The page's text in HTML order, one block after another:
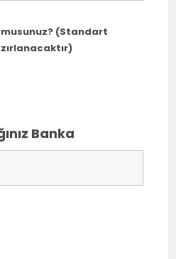
(Standart
Banka